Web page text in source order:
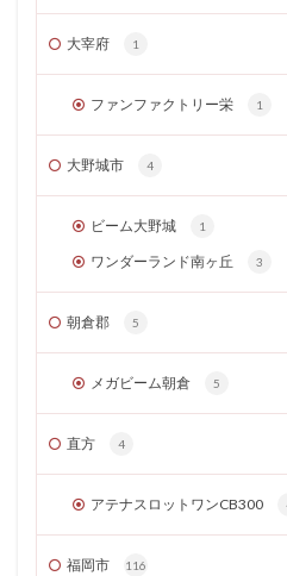
大宰府 1
ファンファクトリー栄 1
大野城市 4
ビーム大野城 1
ワンダーランド南ヶ丘 3
朝倉郡 5
メガビーム朝倉 5
直方 4
アテナスロットワンCB300
福岡市 116